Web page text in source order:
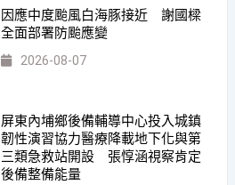
因應中度颱風白海豚接近 謝國樑
全面部署防颱應變
2026-08-07
屏東內埔鄉後備輔導中心投入城鎮
韌性演習協力醫療降載地下化與第
三類急救站開設 張惇涵視察肯定
後備整備能量